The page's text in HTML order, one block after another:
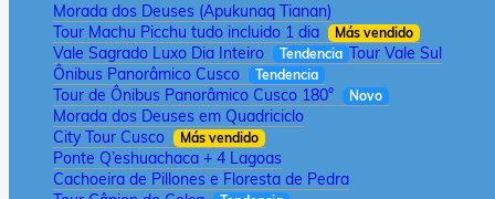
Morada dos Deuses (Apukunaq Tianan)
Tour Machu Picchu tudo incluido 1 dia
Más vendido
Vale Sagrado Luxo Dia Inteiro Tendencia Tour Vale Sul
Ônibus Panorâmico Cusco
Tendencia
Tour de Ônibus Panorâmico Cusco 180° Novo
Morada dos Deuses em Quadriciclo
City Tour Cusco
Más vendido
Ponte Q’eshuachaca + 4 Lagoas
Cachoeira de Pillones e Floresta de Pedra